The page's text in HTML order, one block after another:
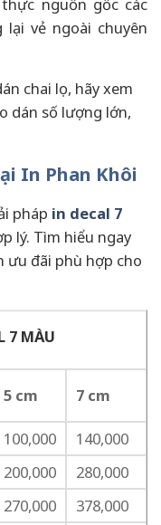
vẻ ngoài chuyên
chai lọ, hãy xem
dán số lượng lớn,
In Phan Khôi
pháp in decal 7
lý. Tìm hiểu ngay
ưu đãi phù hợp cho
7 MÀU
5 cm 7 cm
100,000
140,000
200,000
280,000
270,000
378,000